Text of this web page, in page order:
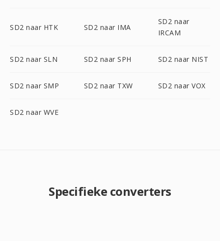
SD2 naar HTK SD2 naar IMA
SD2 naar
IRCAM
SD2 naar SLN SD2 naar SPH SD2 naar NIST
SD2 naar SMP SD2 naar TXW SD2 naar VOX
SD2 naar WVE
Specifieke converters